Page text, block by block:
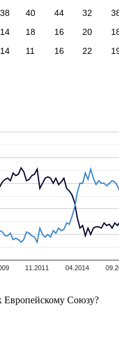
38 40 44 32
14 18 16 20
14 11 16 22
11.2011 04.2014
Европейскому Союзу?